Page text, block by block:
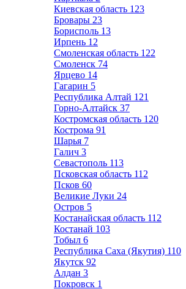
Киевская область 123
Бровары 23
Борисполь 13
Ирпень 12
Смоленская область 122
Смоленск 74
Ярцево 14
Гагарин 5
Республика Алтай 121
Горно-Алтайск 37
Костромская область 120
Кострома 91
Шарья 7
Галич 3
Севастополь 113
Псковская область 112
Псков 60
Великие Луки 24
Остров 5
Костанайская область 112
Костанай 103
Тобыл 6
Республика Саха (Якутия) 110
Якутск 92
Алдан 3
Покровск 1